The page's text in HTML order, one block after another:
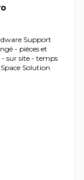
Support
- pièces et
sur site - temps
Solution